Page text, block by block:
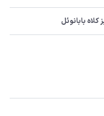
بابانوئل